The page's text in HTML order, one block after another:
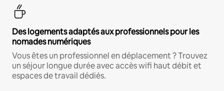
Des logements adaptés aux professionnels pour les
nomades numériques
Vous êtes un professionnel en déplacement ? Trouvez
un séjour longue durée avec accès wifi haut débit et
espaces de travail dédiés.